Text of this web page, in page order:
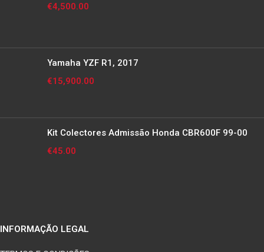
€4,500.00
Yamaha YZF R1, 2017
€15,900.00
Kit Colectores Admissão Honda CBR600F 99-00
€45.00
INFORMAÇÃO LEGAL